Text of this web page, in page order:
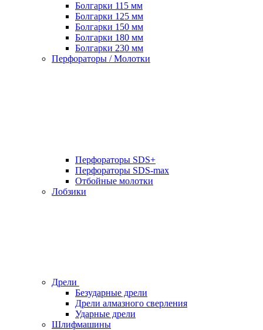
Болгарки 115 мм
Болгарки 125 мм
Болгарки 150 мм
Болгарки 180 мм
Болгарки 230 мм
Перфораторы / Молотки
Перфораторы SDS+
Перфораторы SDS-max
Отбойные молотки
Лобзики
Дрели
Безударные дрели
Дрели алмазного сверления
Ударные дрели
Шлифмашины